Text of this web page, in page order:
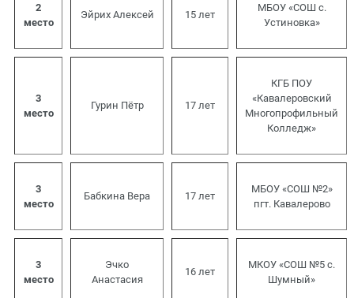
2
место
Эйрих Алексей 15 лет
МБОУ «СОШ с.
Устиновка»
3
место
Гурин Пётр 17 лет
КГБ ПОУ
«Кавалеровский
Многопрофильный
Колледж»
3
место
Бабкина Вера 17 лет
МБОУ «СОШ №2»
пгт. Кавалерово
3
место
Эчко
Анастасия
16 лет
МКОУ «СОШ №5 с.
Шумный»